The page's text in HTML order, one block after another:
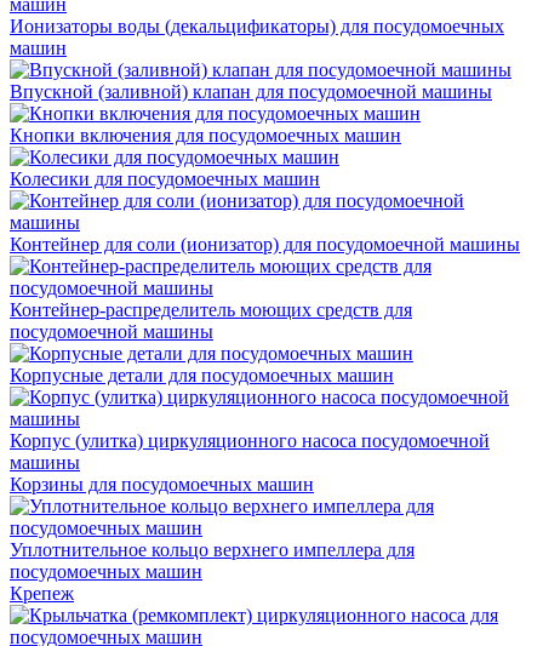
Ионизаторы воды (декальцификаторы) для посудомоечных
машин
Впускной (заливной) клапан для посудомоечной машины
Кнопки включения для посудомоечных машин
Колесики для посудомоечных машин
Контейнер для соли (ионизатор) для посудомоечной машины
Контейнер-распределитель моющих средств для
посудомоечной машины
Корпусные детали для посудомоечных машин
Корпус (улитка) циркуляционного насоса посудомоечной
машины
Корзины для посудомоечных машин
Уплотнительное кольцо верхнего импеллера для
посудомоечных машин
Крепеж